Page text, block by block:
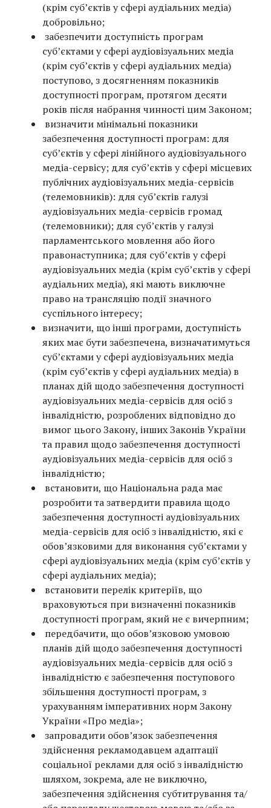
(крім суб’єктів у сфері аудіальних медіа)
добровільно;
забезпечити доступність програм
суб’єктами у сфері аудіовізуальних медіа
(крім суб’єктів у сфері аудіальних медіа)
поступово, з досягненням показників
доступності програм, протягом десяти
років після набрання чинності цим Законом;
визначити мінімальні показники
забезпечення доступності програм: для
суб’єктів у сфері лінійного аудіовізуального
медіа-сервісу; для суб’єктів у сфері місцевих
публічних аудіовізуальних медіа-сервісів
(телемовників): для субʼєктів ​​галузі
аудіовізуальних медіа-сервісів громад
(телемовники); для ​суб’єктів у​ галузі​
парламентського мовлення або його
правонаступника; для суб’єктів у сфері
аудіовізуальних медіа (крім суб’єктів у сфері
аудіальних медіа), які мають виключне
право на трансляцію події значного
суспільного інтересу;
визначити, що інші програми, доступність
яких має бути забезпечена, визначатимуться
суб’єктами у сфері аудіовізуальних медіа
(крім суб’єктів у сфері аудіальних медіа) в
планах дій щодо забезпечення доступності
аудіовізуальних медіа-сервісів для осіб з
інвалідністю, розроблених відповідно до
вимог цього Закону, інших Законів України
та правил щодо забезпечення доступності
аудіовізуальних медіа-сервісів для осіб з
інвалідністю;
встановити, що Національна рада має
розробити та затвердити правила щодо
забезпечення доступності аудіовізуальних
медіа-сервісів для осіб з інвалідністю, які є
обов’язковими для виконання суб’єктами у
сфері аудіовізуальних медіа (крім суб’єктів у
сфері аудіальних медіа);
встановити перелік критеріїв, що
враховуються при визначенні показників
доступності програм, який не є вичерпним;
передбачити, що обов’язковою умовою
планів дій щодо забезпечення доступності
аудіовізуальних медіа-сервісів для осіб з
інвалідністю є забезпечення поступового
збільшення доступності програм, з
урахуванням імперативних норм Закону
України «Про медіа»;
запровадити обов’язок забезпечення
здійснення рекламодавцем адаптації
соціальної реклами для осіб з інвалідністю
шляхом, зокрема, але не виключно,
забезпечення здійснення субтитрування та/